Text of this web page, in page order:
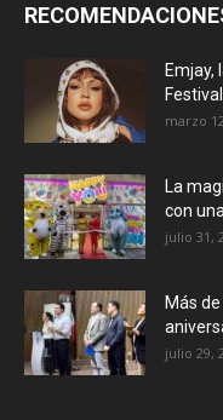
Emjay,
marzo
La
con
julio 31,
Más
julio 29,